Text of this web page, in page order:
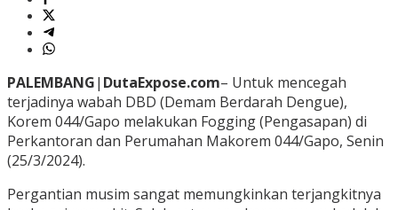
PALEMBANG| DutaExpose.com– Untuk mencegah
terjadinya wabah DBD (Demam Berdarah Dengue),
Korem 044/Gapo melakukan Fogging (Pengasapan) di
Perkantoran dan Perumahan Makorem 044/Gapo, Senin
(25/3/2024).
Pergantian musim sangat memungkinkan terjangkitnya